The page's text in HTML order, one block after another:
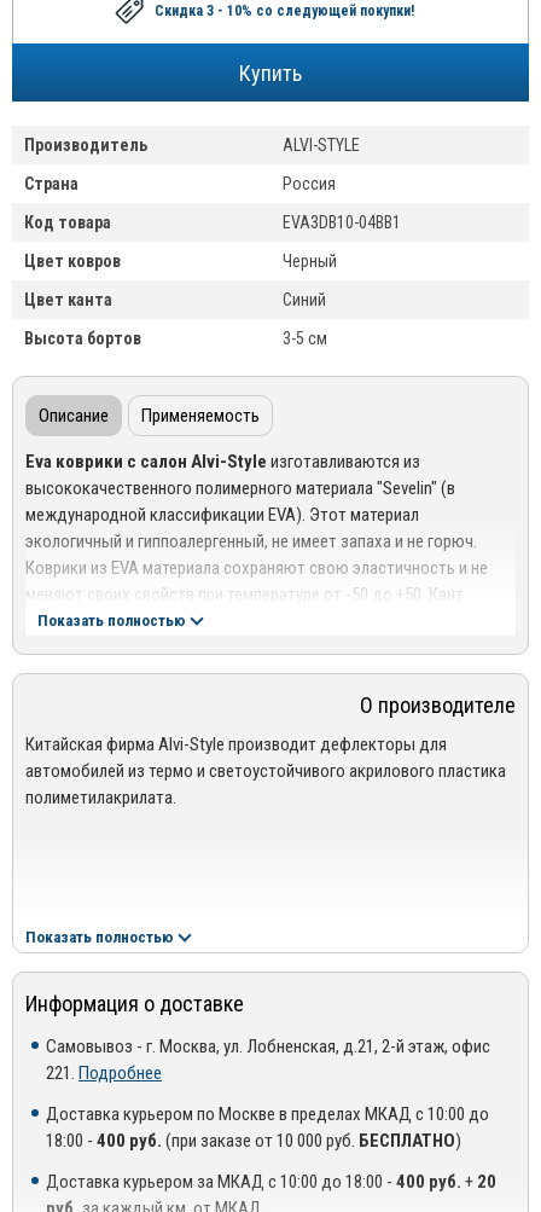
Скидка 3 - 10% со следующей покупки!
Производитель
ALVI-STYLE
Страна
Россия
Код товара
EVA3DB10-04BB1
Цвет ковров
Черный
Цвет канта
Синий
Высота бортов
3-5 см
Описание Применяемость
Eva коврики с салон Alvi-Style изготавливаются из
высококачественного полимерного материала "Sevelin" (в
международной классификации EVA). Этот материал
экологичный и гиппоалергенный, не имеет запаха и не горюч.
Коврики из EVA материала сохраняют свою эластичность и не
меняют своих свойств при температуре от -50 до +50. Кант
выполнен из высокопрочных нитей TITAN.
Ковры надежно фиксируются на полу автомобиля, за счет
Ячейки ромбовидной формы собирают жидкость и мусор,
сохраняя Ваш автомобиль в чистоте. Коврики EVA легко чистятся
и не впитывают влагу.
Показать полностью
О производителе
Китайская фирма Alvi-Style производит дефлекторы для
автомобилей из термо и светоустойчивого акрилового пластика
полиметилакрилата.
Показать полностью
Информация о доставке
Самовывоз - г. Москва, ул. Лобненская, д.21, 2-й этаж, офис
221. Подробнее
Доставка курьером по Москве в пределах МКАД с 10:00 до
18:00 - 400 руб. (при заказе от 10 000 руб. БЕСПЛАТНО)
Доставка курьером за МКАД с 10:00 до 18:00 - 400 руб. + 20